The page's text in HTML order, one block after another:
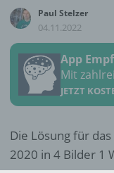
Paul Stelzer
04.11.2022
App
Mit
JETZT
Die Lösung für
2020 in 4 Bilder 1